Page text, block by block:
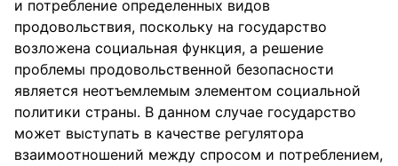
и потребление определенных видов
продовольствия, поскольку на государство
возложена социальная функция, а решение
проблемы продовольственной безопасности
является неотъемлемым элементом социальной
политики страны. В данном случае государство
может выступать в качестве регулятора
взаимоотношений между спросом и потреблением,